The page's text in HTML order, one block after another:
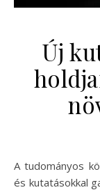
Új
A tudományos közösség folyamatosan új felfedezésekkel
és kutatásokkal